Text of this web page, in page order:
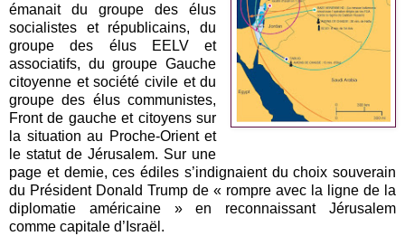
émanait du groupe des élus
socialistes et républicains, du
groupe des élus EELV et
associatifs, du groupe Gauche
citoyenne et société civile et du
groupe des élus communistes,
Front de gauche et citoyens sur
la situation au Proche-Orient et
le statut de Jérusalem. Sur une
page et demie, ces édiles s’indignaient du choix souverain
du Président Donald Trump de « rompre avec la ligne de la
diplomatie américaine » en reconnaissant Jérusalem
comme capitale d’Israël.